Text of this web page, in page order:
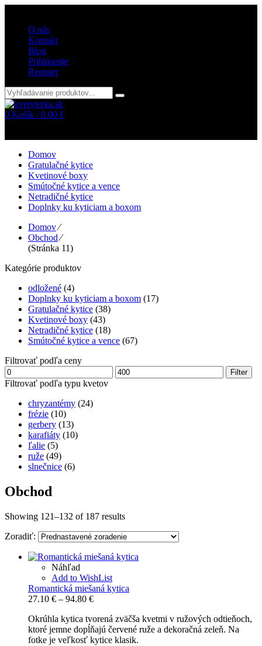
O nás
Kontakt
Blog
Prihlásenie
Register
0 Košík /0.00 €
Domov
Gratulačné kytice
Kvetinové boxy
Smútočné kytice a vence
Netradičné kytice
Doplnky ku kyticiam a boxom
Domov⁄
Obchod⁄
(Stránka 11)
Kategórie produktov
odložené (4)
Doplnky ku kyticiam a boxom (17)
Gratulačné kytice (38)
Kvetinové boxy (43)
Netradičné kytice (18)
Smútočné kytice a vence (67)
Filtrovať podľa ceny
Minimálna
cena
Maximálna
cena
Filter
Filtrovať podľa typu kvetov
chryzantémy (24)
frézie (10)
gerbery (13)
karafiáty (10)
ľalie (5)
ruže (49)
slnečnice (6)
Obchod
Showing 121–132 of 187 results
Zoradiť:
Náhľad
Add to WishList
Romantická miešaná kytica
27.10 € – 94.80 €Price
27.10 €
through
94.80 €
Okrúhla kytica tvorená zväčša kvetmi v ružových odtieňoch,
ktoré jemne dopĺňajú červené ruže a dekoračná zeleň. Na
fotke je veľkosť kytice klasik.